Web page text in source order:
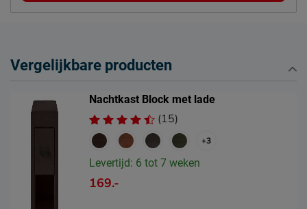
Vergelijkbare producten
Nachtkast Block met lade
(15)
+3
Levertijd: 6 tot 7 weken
169.-